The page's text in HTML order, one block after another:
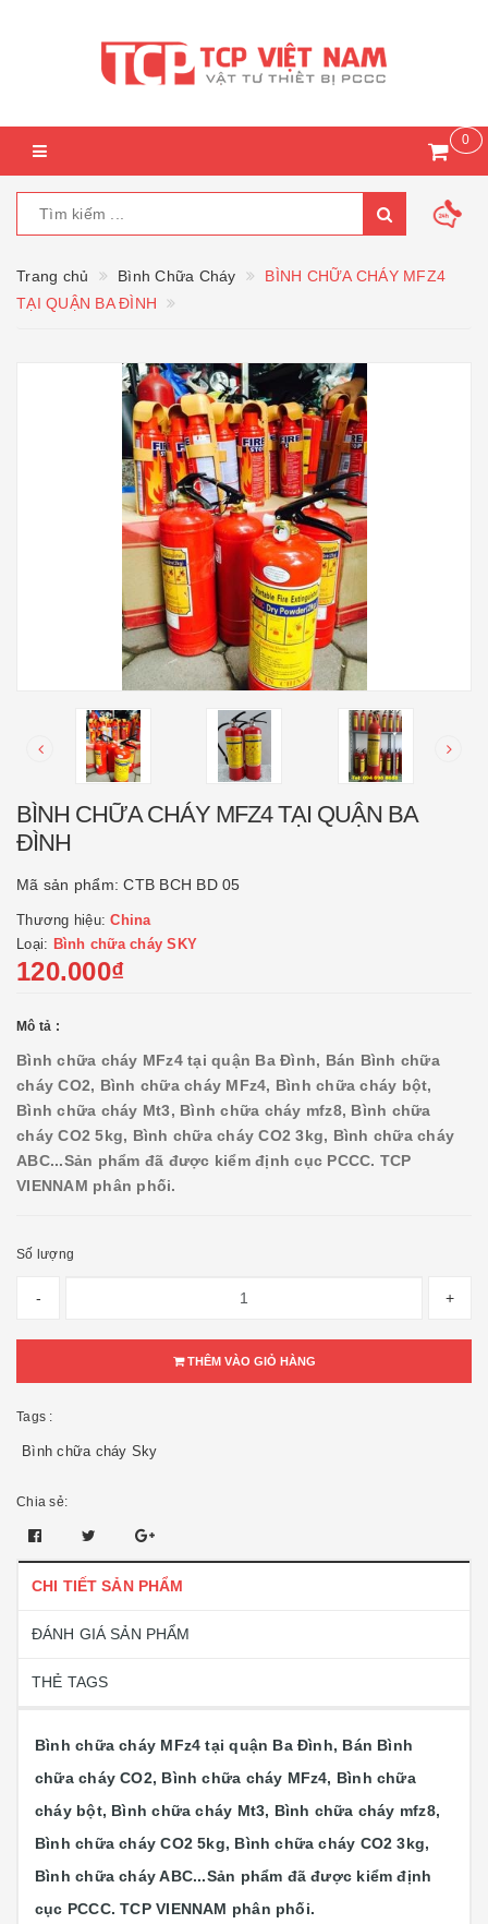
0
Trang chủ Bình Chữa Cháy
BÌNH CHỮA CHÁY MFZ4
TẠI QUẬN BA ĐÌNH
BÌNH CHỮA CHÁY MFZ4 TẠI QUẬN BA
ĐÌNH
Mã sản phẩm:CTB BCH BD 05
Thương hiệu:China
Loại: Bình chữa cháy SKY
120.000₫
Mô tả :
Bình chữa cháy MFz4 tại quận Ba Đình, Bán Bình chữa
cháy CO2, Bình chữa cháy MFz4, Bình chữa cháy bột,
Bình chữa cháy Mt3, Bình chữa cháy mfz8, Bình chữa
cháy CO2 5kg, Bình chữa cháy CO2 3kg, Bình chữa cháy
ABC...Sản phẩm đã được kiểm định cục PCCC. TCP
VIENNAM phân phối.
Số lượng
- +
THÊM VÀO GIỎ HÀNG
Tags :
Bình chữa cháy Sky
Chia sẻ:
CHI TIẾT SẢN PHẨM
ĐÁNH GIÁ SẢN PHẨM
THẺ TAGS
Bình chữa cháy MFz4 tại quận Ba Đình, Bán Bình
chữa cháy CO2, Bình chữa cháy MFz4, Bình chữa
cháy bột, Bình chữa cháy Mt3, Bình chữa cháy mfz8,
Bình chữa cháy CO2 5kg, Bình chữa cháy CO2 3kg,
Bình chữa cháy ABC...Sản phẩm đã được kiểm định
cục PCCC. TCP VIENNAM phân phối.